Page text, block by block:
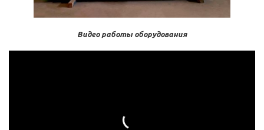
Видео работы оборудования